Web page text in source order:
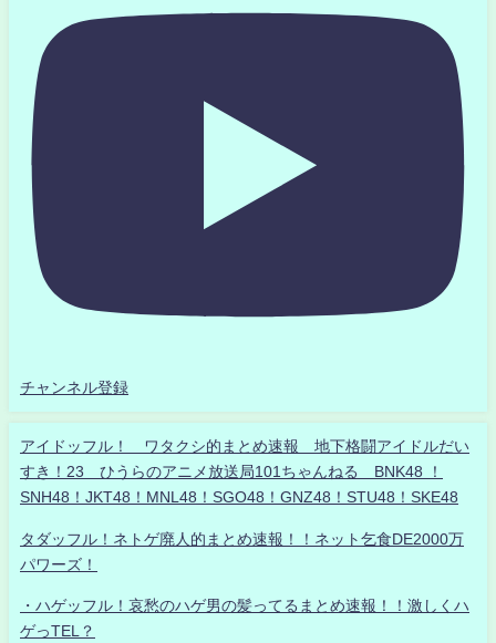
チャンネル登録
アイドッフル！ ワタクシ的まとめ速報 地下格闘アイドルだい
すき！23 ひうらのアニメ放送局101ちゃんねる BNK48 ！
SNH48！JKT48！MNL48！SGO48！GNZ48！STU48！SKE48
タダッフル！ネトゲ廃人的まとめ速報！！ネット乞食DE2000万
パワーズ！
・ハゲッフル！哀愁のハゲ男の髪ってるまとめ速報！！激しくハ
ゲっTEL？